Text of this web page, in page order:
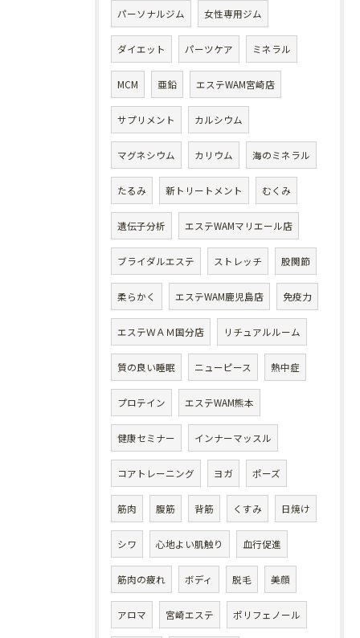
パーソナルジム 女性専用ジム
ダイエット パーツケア ミネラル
MCM 亜鉛 エステWAM宮崎店
サプリメント カルシウム
マグネシウム カリウム 海のミネラル
たるみ 新トリートメント むくみ
遺伝子分析 エステWAMマリエール店
ブライダルエステ ストレッチ 股関節
柔らかく エステWAM鹿児島店 免疫力
エステＷＡＭ国分店 リチュアルルーム
質の良い睡眠 ニューピース 熱中症
プロテイン エステWAM熊本
健康セミナー インナーマッスル
コアトレーニング ヨガ ポーズ
筋肉 腹筋 背筋 くすみ 日焼け
シワ 心地よい肌触り 血行促進
筋肉の疲れ ボディ 脱毛 美顔
アロマ 宮崎エステ ポリフェノール